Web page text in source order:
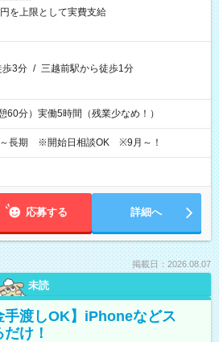
を上限として実費支給
歩3分 / 三越前駅から徒歩1分
60分）実働5時間（残業少なめ！）
～長期 ※開始日相談OK ※9月～！
応募する 詳細へ
掲載日：2026.08.07
未読
手渡しOK】iPhoneなどス
け！